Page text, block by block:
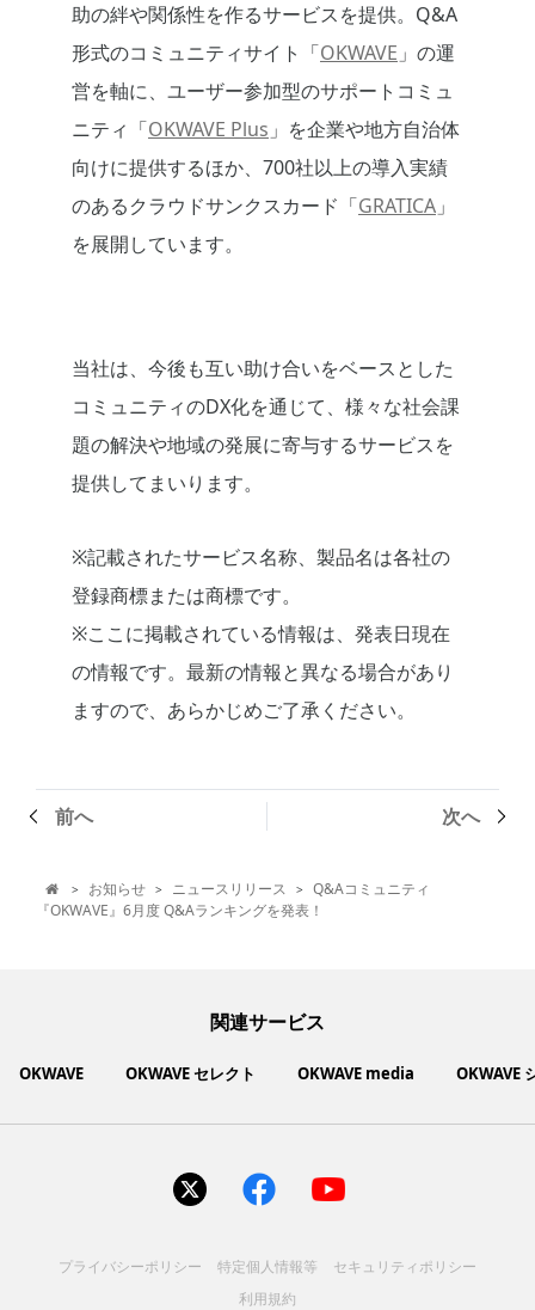
助の絆や関係性を作るサービスを提供。Q&A
形式のコミュニティサイト「OKWAVE 」の運
営を軸に、ユーザー参加型のサポートコミュ
ニティ「OKWAVE Plus 」を企業や地方自治体
向けに提供するほか、700社以上の導入実績
のあるクラウドサンクスカード「GRATICA 」
を展開しています。
当社は、今後も互い助け合いをベースとした
コミュニティのDX化を通じて、様々な社会課
題の解決や地域の発展に寄与するサービスを
提供してまいります。
※記載されたサービス名称、製品名は各社の
登録商標または商標です。
※ここに掲載されている情報は、発表日現在
の情報です。最新の情報と異なる場合があり
ますので、あらかじめご了承ください。
前へ 次へ
 > お知らせ > ニュースリリース > Q&Aコミュニティ
『OKWAVE』6月度 Q&Aランキングを発表！
関連サービス
OKWAVE OKWAVE セレクト OKWAVE media OKWAVE
生活・暮らし
健康食品・サプリバス用品
ト
い物サイト
富士通クライアントコンピュ
ス
プライバシーポリシー 特定個人情報等
セキュリティポリシー
利用規約